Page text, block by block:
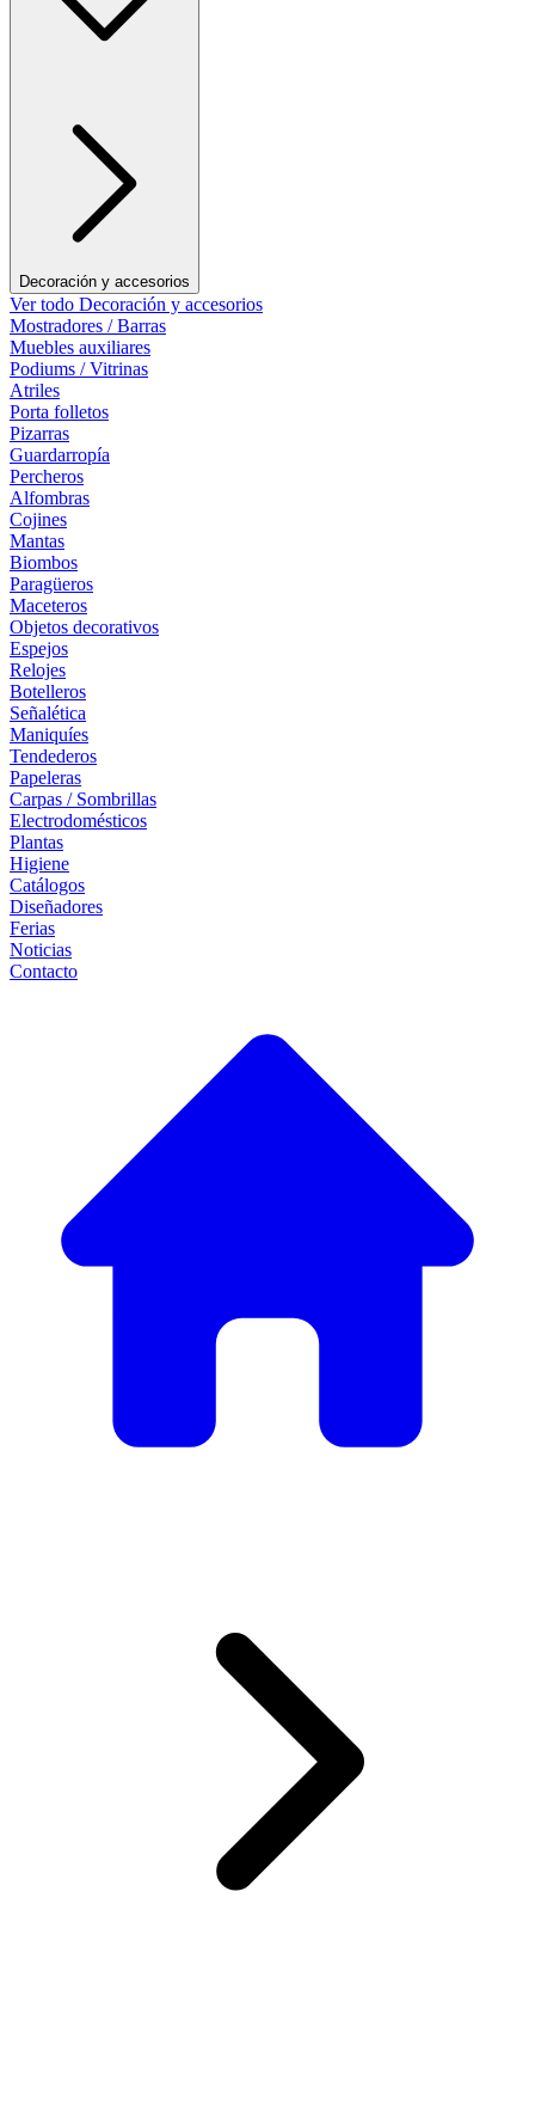
Decoración y accesorios
Ver todo Decoración y accesorios
Mostradores / Barras
Muebles auxiliares
Podiums / Vitrinas
Atriles
Porta folletos
Pizarras
Guardarropía
Percheros
Alfombras
Cojines
Mantas
Biombos
Paragüeros
Maceteros
Objetos decorativos
Espejos
Relojes
Botelleros
Señalética
Maniquíes
Tendederos
Papeleras
Carpas / Sombrillas
Electrodomésticos
Plantas
Higiene
Catálogos
Diseñadores
Ferias
Noticias
Contacto